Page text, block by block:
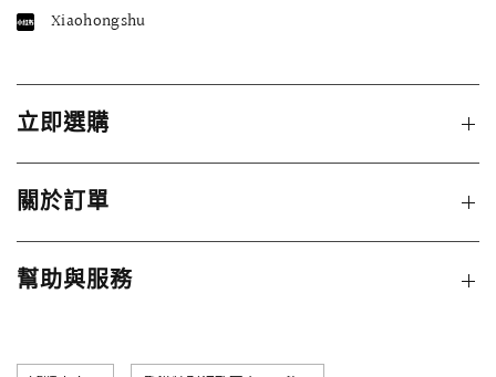
Xiaohongshu
立即選購
關於訂單
幫助與服務